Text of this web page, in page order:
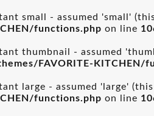
small - assumed 'small'
functions.php on line
thumbnail - assumed
FAVORITE-KITCHEN/
large - assumed 'large'
functions.php on line